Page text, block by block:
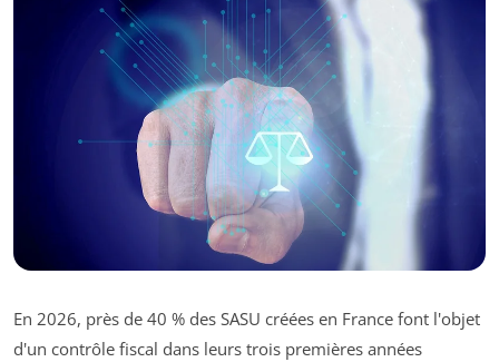
En 2026, près de 40 % des SASU créées en France font l'objet
d'un contrôle fiscal dans leurs trois premières années